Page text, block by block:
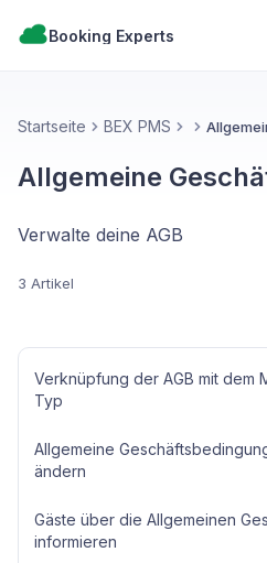
Booking Experts
Startseite BEX PMS
Allgemeine
Verwalte deine AGB
3 Artikel
Verknüpfung der AGB mit dem
Typ
Allgemeine
ändern
Gäste über die Allgemeinen
informieren